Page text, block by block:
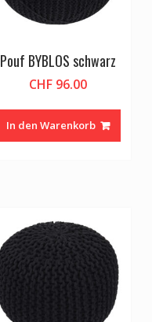
Pouf BYBLOS schwarz
CHF96.00
In den Warenkorb